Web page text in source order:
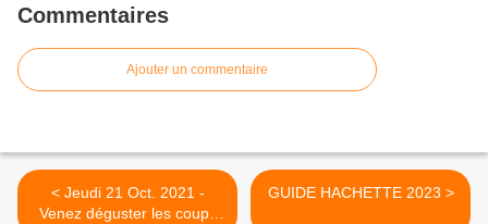
Commentaires
Ajouter un commentaire
< Jeudi 21 Oct. 2021 -
Venez déguster les coups
GUIDE HACHETTE 2023 >